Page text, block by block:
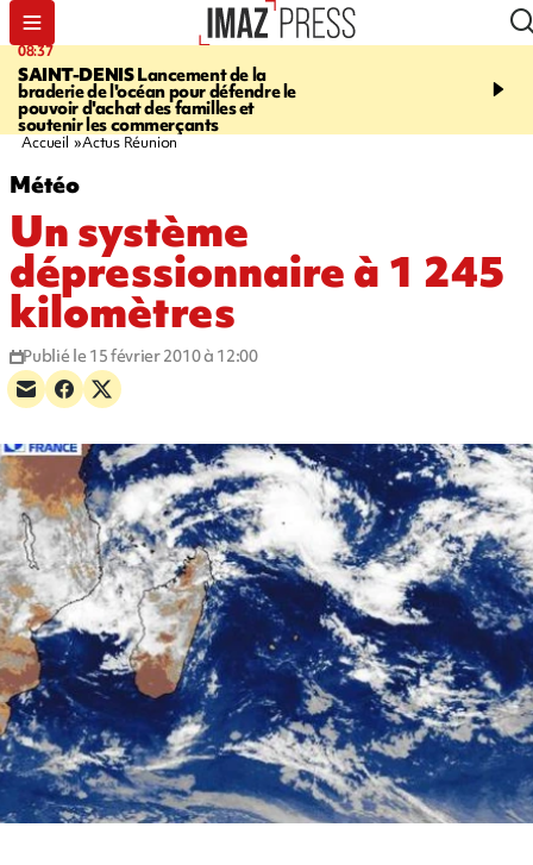
08:37
SAINT-DENISLancement de la
braderie de l'océan pour défendre le
pouvoir d'achat des familles et
soutenir les commerçants
10:44
dragons paradent
Accueil Actus Réunion
Météo
Un système
dépressionnaire à 1 245
kilomètres
Publié le 15 février 2010 à 12:00